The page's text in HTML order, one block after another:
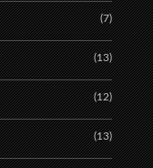
(7)
(13)
(12)
(13)